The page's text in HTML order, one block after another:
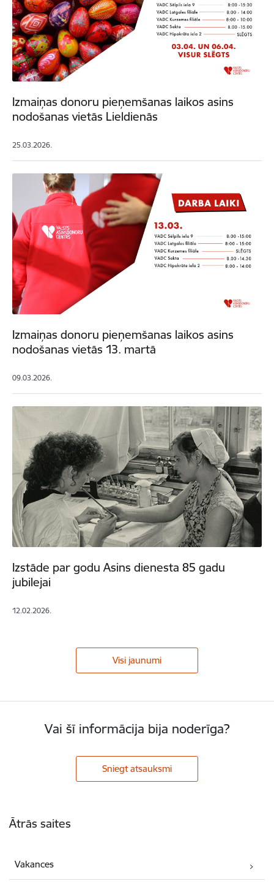
Izmaiņas donoru pieņemšanas laikos asins
nodošanas vietās Lieldienās
25.03.2026.
Izmaiņas donoru pieņemšanas laikos asins
nodošanas vietās 13. martā
09.03.2026.
Izstāde par godu Asins dienesta 85 gadu
jubilejai
12.02.2026.
Visi jaunumi
Vai šī informācija bija noderīga?
Sniegt atsauksmi
Ātrās saites
Vakances